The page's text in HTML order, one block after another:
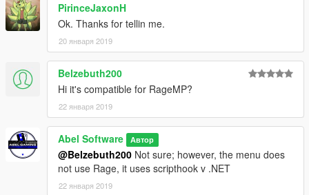
PirinceJaxonH
Ok. Thanks for tellin me.
20 января 2019
Belzebuth200
Hi it's compatible for RageMP?
22 января 2019
Abel Software Автор
@Belzebuth200 Not sure; however, the menu does
not use Rage, it uses scripthook v .NET
22 января 2019